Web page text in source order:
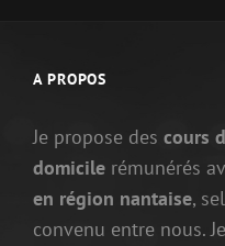
A PROPOS
Je propose des cours
domicile rémunérés
en région nantaise,
convenu entre nous.